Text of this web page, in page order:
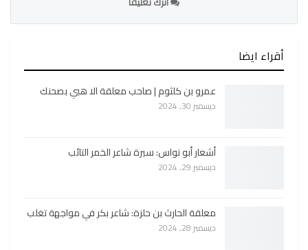
أقراء ايضا
عمرو بن كلثوم | صاحب معلقة الا هبي بصحنك
ديسمبر 30, 2024
أشعار أبو نواس: سيرة شاعر الخمر التائب
ديسمبر 29, 2024
معلقة الحارث بن حلزة: شاعر بكر في مواجهة تغلب
ديسمبر 28, 2024